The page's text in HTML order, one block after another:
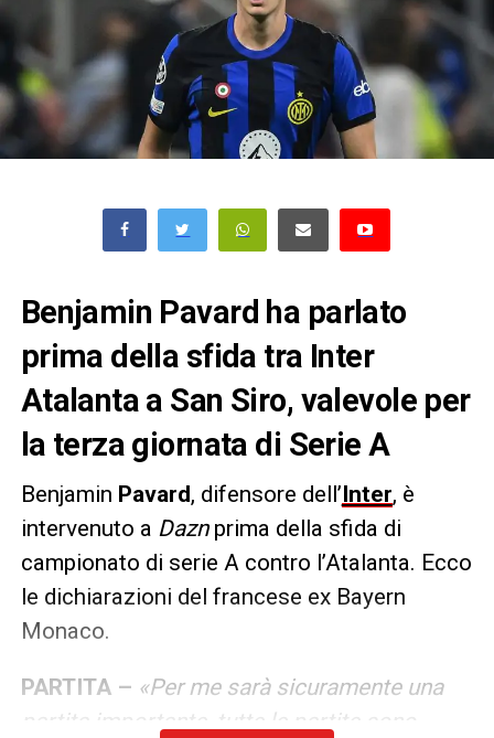
Benjamin Pavard ha parlato
prima della sfida tra Inter
Atalanta a San Siro, valevole per
la terza giornata di Serie A
Benjamin Pavard, difensore dell’Inter, è
intervenuto a Daznprima della sfida di
campionato di serie A contro l’Atalanta. Ecco
le dichiarazioni del francese ex Bayern
Monaco.
PARTITA – «Per me sarà sicuramente una
partita importante, tutte le partite sono